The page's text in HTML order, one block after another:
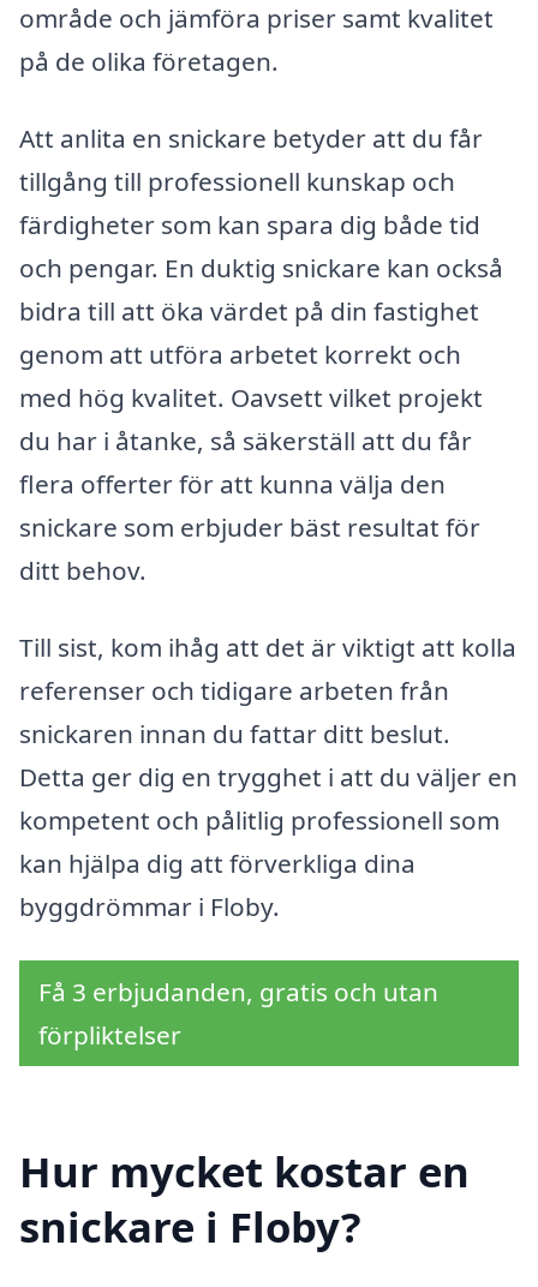
område och jämföra priser samt kvalitet
på de olika företagen.
Att anlita en snickare betyder att du får
tillgång till professionell kunskap och
färdigheter som kan spara dig både tid
och pengar. En duktig snickare kan också
bidra till att öka värdet på din fastighet
genom att utföra arbetet korrekt och
med hög kvalitet. Oavsett vilket projekt
du har i åtanke, så säkerställ att du får
flera offerter för att kunna välja den
snickare som erbjuder bäst resultat för
ditt behov.
Till sist, kom ihåg att det är viktigt att kolla
referenser och tidigare arbeten från
snickaren innan du fattar ditt beslut.
Detta ger dig en trygghet i att du väljer en
kompetent och pålitlig professionell som
kan hjälpa dig att förverkliga dina
byggdrömmar i Floby.
Få 3 erbjudanden, gratis och utan
förpliktelser
Hur mycket kostar en
snickare i Floby?